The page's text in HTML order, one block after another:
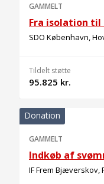
GAMMELT
Fra isolation til
SDO København,
Tildelt støtte
95.825 kr.
Donation
GAMMELT
Indkøb af
IF Frem